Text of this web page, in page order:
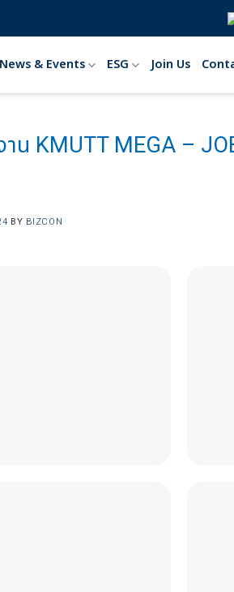
News & Events ESG Join Us
KMUTT MEGA –
BY BIZCON